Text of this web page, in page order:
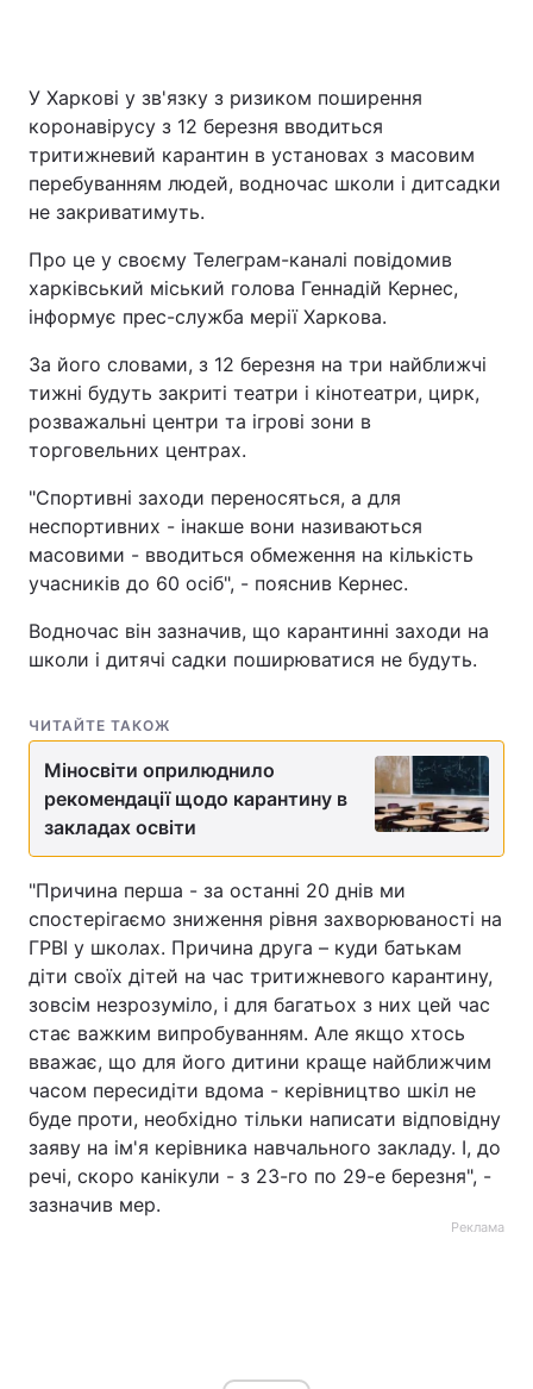
У Харкові у зв'язку з ризиком поширення
коронавірусу з 12 березня вводиться
тритижневий карантин в установах з масовим
перебуванням людей, водночас школи і дитсадки
не закриватимуть.
Про це у своєму Телеграм-каналі повідомив
харківський міський голова Геннадій Кернес,
інформує прес-служба мерії Харкова.
За його словами, з 12 березня на три найближчі
тижні будуть закриті театри і кінотеатри, цирк,
розважальні центри та ігрові зони в
торговельних центрах.
"Спортивні заходи переносяться, а для
неспортивних - інакше вони називаються
масовими - вводиться обмеження на кількість
учасників до 60 осіб", - пояснив Кернес.
Водночас він зазначив, що карантинні заходи на
школи і дитячі садки поширюватися не будуть.
ЧИТАЙТЕ ТАКОЖ
Міносвіти оприлюднило
рекомендації щодо карантину в
закладах освіти
"Причина перша - за останні 20 днів ми
спостерігаємо зниження рівня захворюваності на
ГРВІ у школах. Причина друга – куди батькам
діти своїх дітей на час тритижневого карантину,
зовсім незрозуміло, і для багатьох з них цей час
стає важким випробуванням. Але якщо хтось
вважає, що для його дитини краще найближчим
часом пересидіти вдома - керівництво шкіл не
буде проти, необхідно тільки написати відповідну
заяву на ім'я керівника навчального закладу. І, до
речі, скоро канікули - з 23-го по 29-е березня", -
зазначив мер.
Реклама